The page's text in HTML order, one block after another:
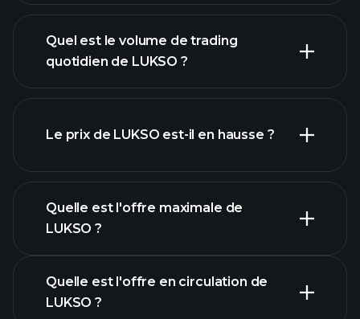
graphique avancé
liste de cryptomonnaies
Quel est le volume de trading
quotidien de LUKSO ?
Le prix de LUKSO est-il en hausse ?
graphique LUKSO
Quelle est l'offre maximale de
LUKSO ?
Quelle est l'offre en circulation de
LUKSO ?